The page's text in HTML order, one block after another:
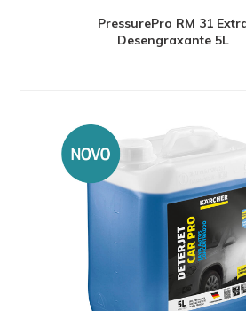
PressurePro RM 31
Desengraxante 5L